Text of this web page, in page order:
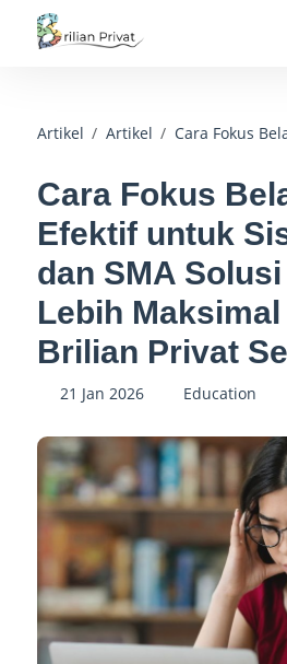
Artikel Artikel
Cara Fokus
Efektif untuk
dan SMA
Lebih
Brilian Privat
21 Jan 2026 Education